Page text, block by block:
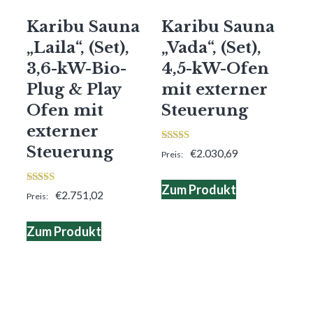
Karibu Sauna
„Laila“, (Set),
3,6-kW-Bio-
Plug & Play
Ofen mit
externer
Steuerung
3.00
von 5
€2.751,02
Zum Produkt
Karibu Sauna
„Vada“, (Set),
4,5-kW-Ofen
mit externer
Steuerung
4.00
von 5
€2.030,69
Zum Produkt